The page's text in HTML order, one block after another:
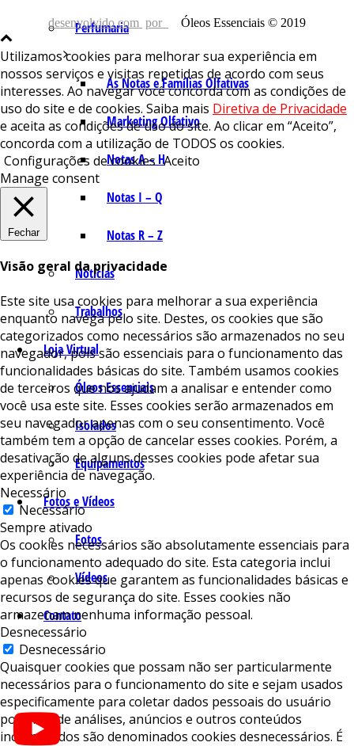
Perfumaria
As Notas e Famílias Olfativas
Marketing Olfativo
Notas A – H
Notas I – Q
Notas R – Z
Notícias
Trabalhos
Loja Virtual
Óleos Essenciais
Isolados
Equipamentos
Fotos e Vídeos
Fotos
Vídeos
Contato
desenvolvido com por Óleos Essenciais © 2019
Utilizamos cookies para melhorar sua experiência em
nossos serviços e visitas repetidas de acordo com seus
interesses. Ao navegar você concorda com as condições de
uso do site e de cookies. Saiba mais Diretiva de Privacidade
e aceita as condições de uso do site. Ao clicar em “Aceito”,
concorda com a utilização de TODOS os cookies.
Configurações de cookies Aceito
Manage consent
Fechar
Visão geral da privacidade
Este site usa cookies para melhorar a sua experiência
enquanto navega pelo site. Destes, os cookies que são
categorizados como necessários são armazenados no seu
navegador, pois são essenciais para o funcionamento das
funcionalidades básicas do site. Também usamos cookies
de terceiros que nos ajudam a analisar e entender como
você usa este site. Esses cookies serão armazenados em
seu navegador apenas com o seu consentimento. Você
também tem a opção de cancelar esses cookies. Porém, a
desativação de alguns desses cookies pode afetar sua
experiência de navegação.
Necessário
Necessário
Sempre ativado
Os cookies necessários são absolutamente essenciais para
o funcionamento adequado do site. Esta categoria inclui
apenas cookies que garantem as funcionalidades básicas e
recursos de segurança do site. Esses cookies não
armazenam nenhuma informação pessoal.
Desnecessário
Desnecessário
Quaisquer cookies que possam não ser particularmente
necessários para o funcionamento do site e sejam usados ​​
especificamente para coletar dados pessoais do usuário
por meio de análises, anúncios e outros conteúdos
incorporados são denominados cookies desnecessários. É